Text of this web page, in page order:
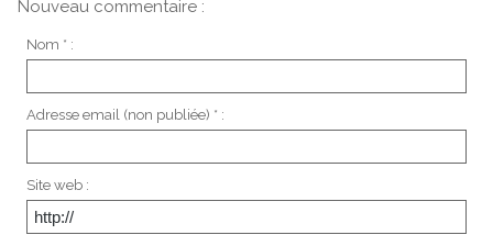
Nouveau commentaire :
Nom * :
Adresse email (non publiée) * :
Site web :